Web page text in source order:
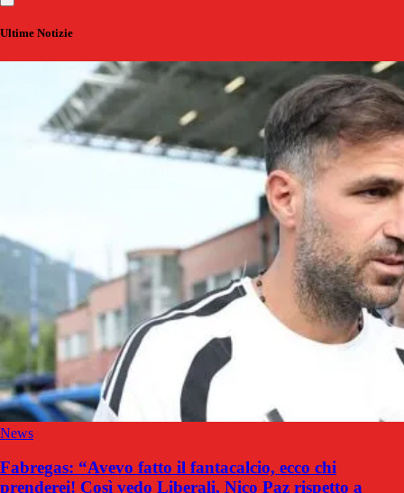
Ultime Notizie
News
Fabregas: “Avevo fatto il fantacalcio, ecco chi
prenderei! Così vedo Liberali, Nico Paz rispetto a